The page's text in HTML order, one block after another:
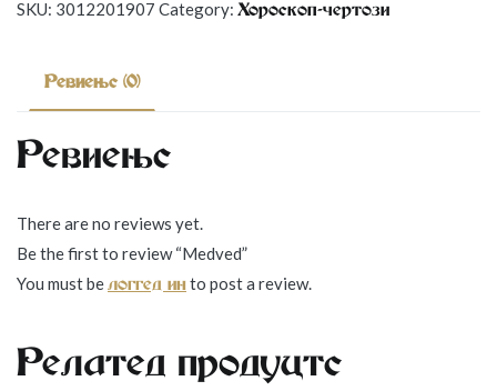
SKU: 3012201907 Category: Хороскоп-чертози
Reviews (0)
Reviews
There are no reviews yet.
Be the first to review “Medved”
You must belogged into post a review.
Related products